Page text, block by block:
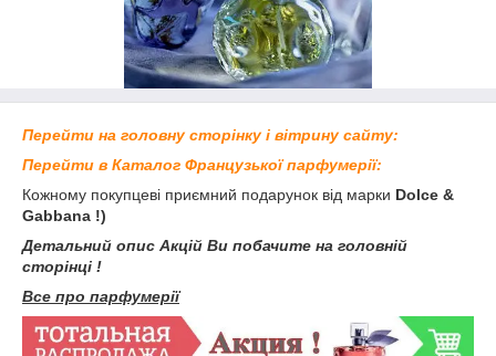
Перейти на головну сторінку і вітрину сайту:
Перейти в Каталог Французької парфумерії:
Кожному покупцеві приємний подарунок від марки Dolce &
Gabbana !)
Детальний опис Акцій Ви побачите на головній
сторінці !
Все про парфумерії